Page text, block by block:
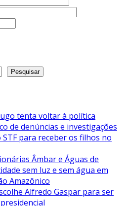
Pesquisar
tenta voltar à política
de denúncias e investigações
para receber os filhos no
Âmbar e Águas de
sem luz e sem água em
Amazônico
Alfredo Gaspar para ser